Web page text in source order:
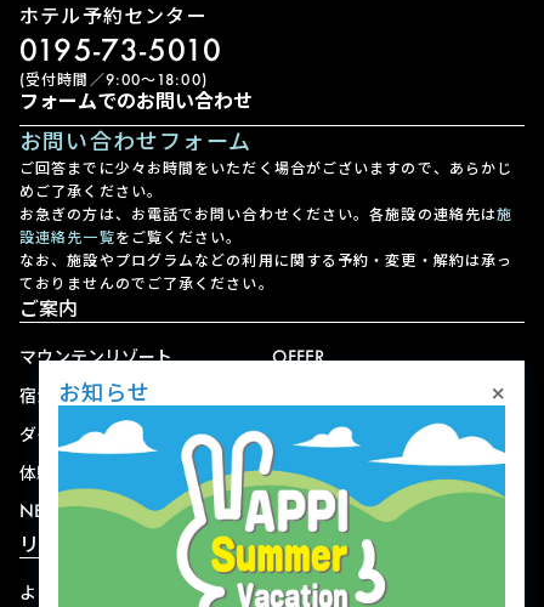
ホテル予約センター
0195-73-5010
(受付時間／9:00〜18:00)
フォームでのお問い合わせ
お問い合わせフォーム
ご回答までに少々お時間をいただく場合がございますので、あらかじ
めご了承ください。
お急ぎの方は、お電話でお問い合わせください。各施設の連絡先は施
設連絡先一覧をご覧ください。
なお、施設やプログラムなどの利用に関する予約・変更・解約は承っ
ておりませんのでご了承ください。
ご案内
マウンテンリゾート
宿泊
ダイニング
体験
NEWS
OFFER
ショップ
リゾート情報
よくある質問 関連施設
お知らせ ×